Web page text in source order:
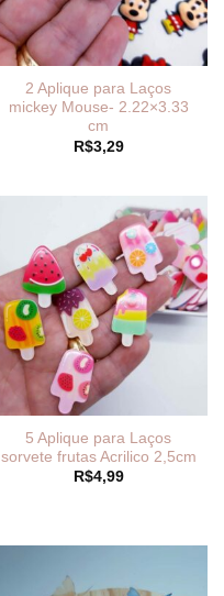
2 Aplique para Laços
mickey Mouse- 2.22×3.33
cm
R$3,29
5 Aplique para Laços
sorvete frutas Acrilico 2,5cm
R$4,99